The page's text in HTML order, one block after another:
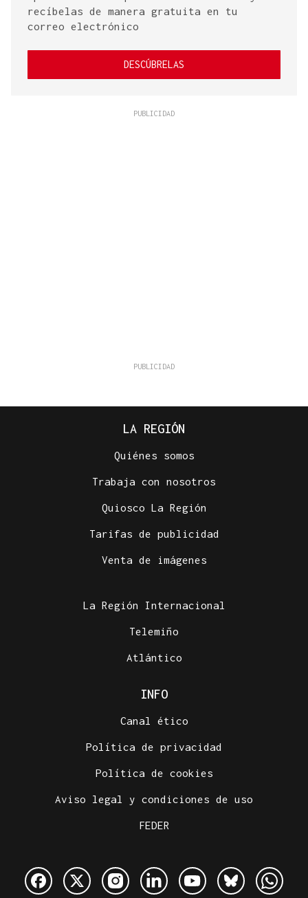
recíbelas de manera gratuita en tu
correo electrónico
DESCÚBRELAS
LA REGIÓN
Quiénes somos
Trabaja con nosotros
Quiosco La Región
Tarifas de publicidad
Venta de imágenes
La Región Internacional
Telemiño
Atlántico
INFO
Canal ético
Política de privacidad
Política de cookies
Aviso legal y condiciones de uso
FEDER